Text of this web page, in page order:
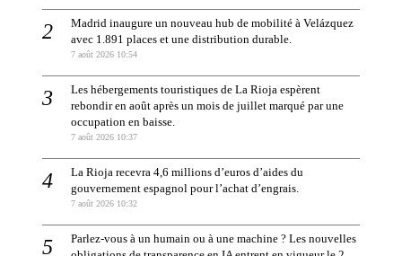
Madrid inaugure un nouveau hub de mobilité à Velázquez
avec 1.891 places et une distribution durable.
7 août 2026 10:54
Les hébergements touristiques de La Rioja espèrent
rebondir en août après un mois de juillet marqué par une
occupation en baisse.
7 août 2026 10:37
La Rioja recevra 4,6 millions d’euros d’aides du
gouvernement espagnol pour l’achat d’engrais.
7 août 2026 10:32
Parlez-vous à un humain ou à une machine ? Les nouvelles